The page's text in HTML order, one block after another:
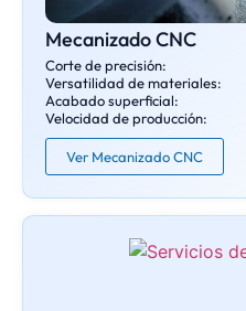
Mecanizado CNC
Corte de precisión:
Versatilidad de materiales:
Acabado superficial:
Velocidad de producción:
Ver Mecanizado CNC